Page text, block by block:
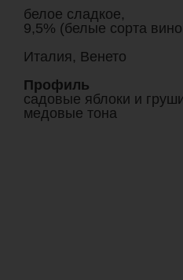
белое сладкое,
9,5% (белые сорта
Италия, Венето
Профиль
садовые яблоки и
медовые тона